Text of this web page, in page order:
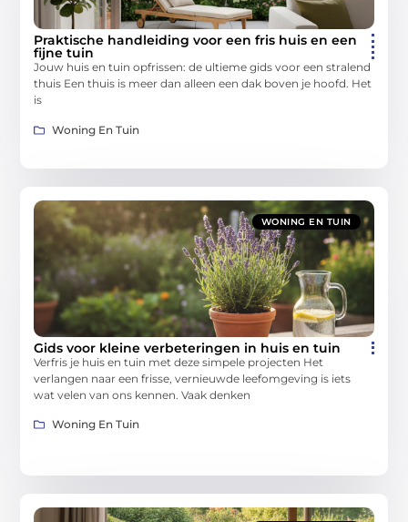
Praktische handleiding voor een fris huis en een
fijne tuin
Jouw huis en tuin opfrissen: de ultieme gids voor een stralend
thuis Een thuis is meer dan alleen een dak boven je hoofd. Het
is
Woning En Tuin
WONING EN TUIN
Gids voor kleine verbeteringen in huis en tuin
Verfris je huis en tuin met deze simpele projecten Het
verlangen naar een frisse, vernieuwde leefomgeving is iets
wat velen van ons kennen. Vaak denken
Woning En Tuin